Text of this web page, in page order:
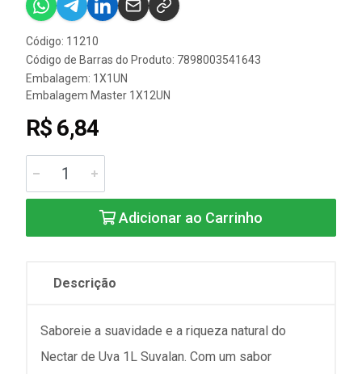
Código: 11210
Código de Barras do Produto: 7898003541643
Embalagem: 1X1UN
Embalagem Master 1X12UN
R$ 6,84
Adicionar ao Carrinho
Descrição
Saboreie a suavidade e a riqueza natural do
Nectar de Uva 1L Suvalan. Com um sabor